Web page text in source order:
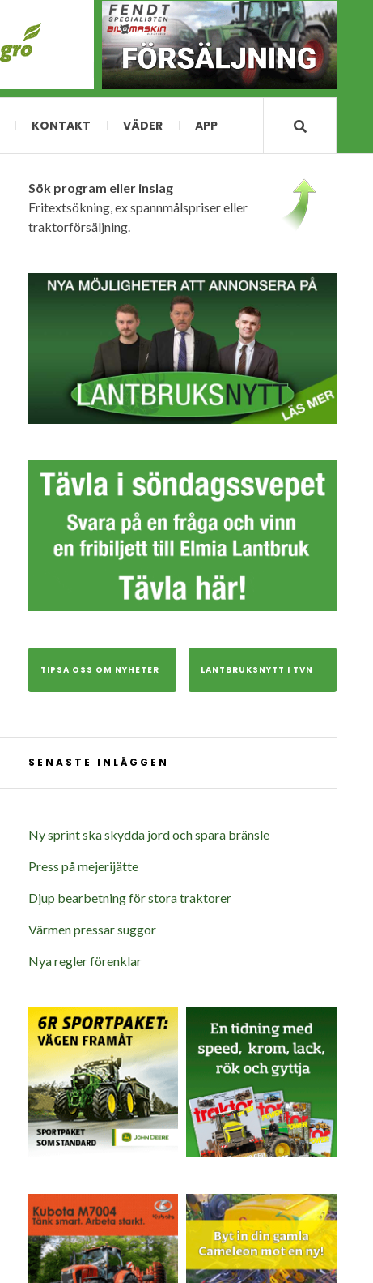
KONTAKT VÄDER APP
Sök program eller inslag
Fritextsökning, ex spannmålspriser eller
traktorförsäljning.
TIPSA OSS OM NYHETER LANTBRUKSNYTT I TVN
SENASTE INLÄGGEN
Ny sprint ska skydda jord och spara bränsle
Press på mejerijätte
Djup bearbetning för stora traktorer
Värmen pressar suggor
Nya regler förenklar